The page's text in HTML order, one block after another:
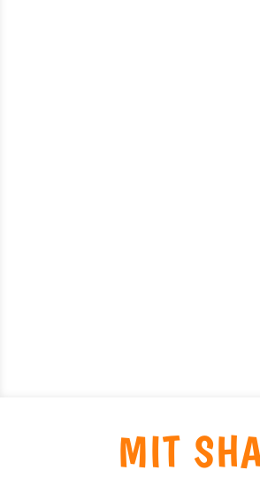
MIT